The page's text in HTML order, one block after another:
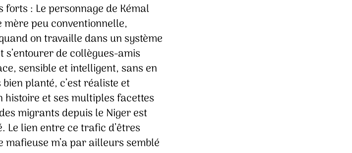
: Le personnage de Kémal
mère peu conventionnelle,
on travaille dans un système
de collègues-amis
sensible et intelligent, sans en
planté, c’est réaliste et
histoire et ses multiples facettes
migrants depuis le Niger est
Le lien entre ce trafic d’êtres
m’a par ailleurs semblé